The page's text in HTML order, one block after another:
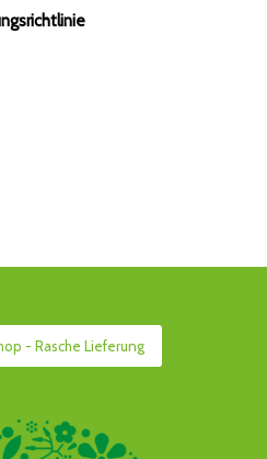
- Rasche Lieferung